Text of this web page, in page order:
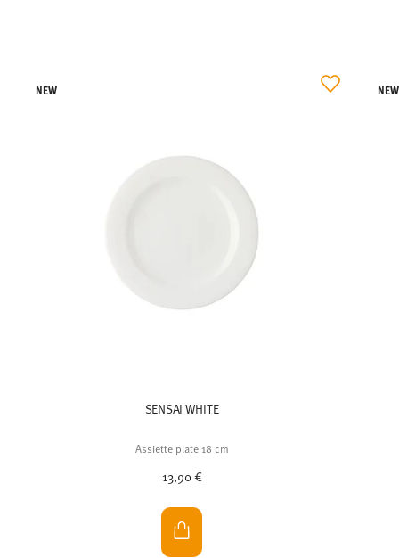
SENSAI WHITE
Assiette plate 18 cm
13,90 €
NEW NEW